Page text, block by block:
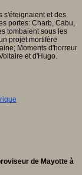
s'éteignaient et des
portes: Charb, Cabu,
tombaient sous les
projet mortifère
Moments d'horreur
et d'Hugo.
de Mayotte à